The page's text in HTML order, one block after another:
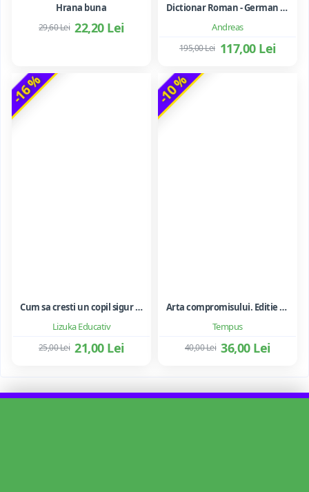
Hrana buna
22,20 Lei
29,60 Lei Andreas
Dictionar Roman - German - Mihai Anutei
117,00 Lei
195,00 Lei
-16 %
Lizuka Educativ
Cum sa cresti un copil sigur de sine ... si sa-i consolidezi autostima
21,00 Lei
25,00 Lei
-10 %
Tempus
Arta compromisului. Editie ne varietur - Ileana Vulpescu
36,00 Lei
40,00 Lei